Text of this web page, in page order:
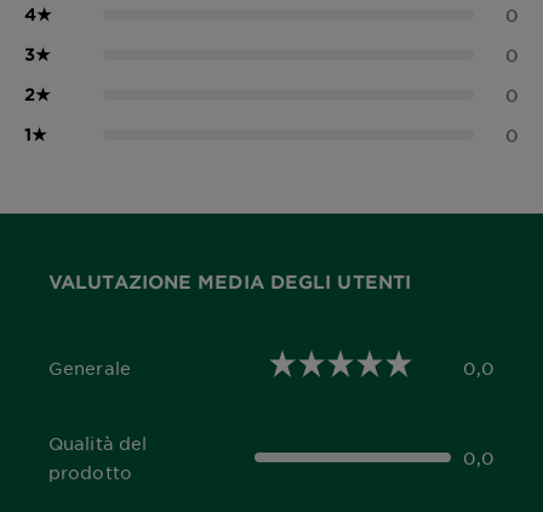
4★ 0
3★ 0
2★ 0
1★ 0
VALUTAZIONE MEDIA DEGLI UTENTI
Generale
0,0 out of 5 stars 0,0
Qualità del
prodotto
0,0 out of 5 stars 0,0